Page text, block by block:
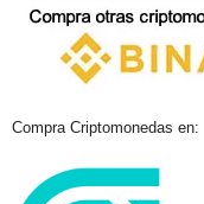
Compra Criptomonedas en: